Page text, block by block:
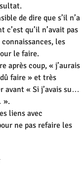
de dire que s’il n’a
c’est qu’il n’avait pas
les
le faire.
après coup, « j’aurais
faire » et très
avant « Si j’avais su…
».
liens avec
ne pas refaire les